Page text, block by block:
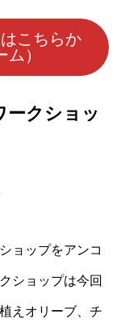
こちらか
）
ークショッ
ョップをアンコ
ショップは今回
えオリーブ、チ